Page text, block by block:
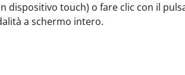
dispositivo touch) o fare clic con il
a schermo intero.